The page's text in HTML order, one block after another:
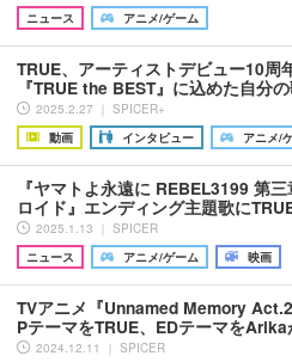
ニュース
アニメ/ゲーム
TRUE、アーティストデビュー10周
『TRUE the BEST』に込めた自分
2025.2.27 ｜ SPICER+
動画
インタビュー アニメ/
『ヤマトよ永遠に REBEL3199 第
ロイド』エンディング主題歌に
2025.1.13 ｜ SPICER
ニュース
アニメ/ゲーム 映画
TVアニメ『Unnamed Memory
PテーマをTRUE、EDテーマを
2024.12.11 ｜ SPICER